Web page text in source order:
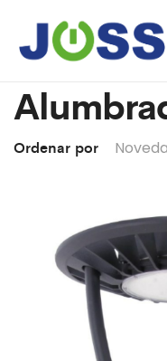
Ordenar por